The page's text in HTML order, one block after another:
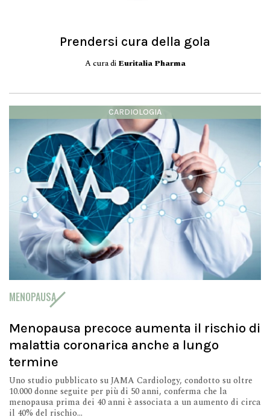
Prendersi cura della gola
A cura di Euritalia Pharma
CARDIOLOGIA
MENOPAUSA
Menopausa precoce aumenta il rischio di
malattia coronarica anche a lungo
termine
Uno studio pubblicato su JAMA Cardiology, condotto su oltre
10.000 donne seguite per più di 50 anni, conferma che la
menopausa prima dei 40 anni è associata a un aumento di circa
il 40% del rischio...